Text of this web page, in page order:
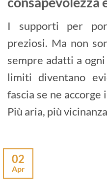
I supporti per
preziosi. Ma non
sempre adatti a
limiti diventano
fascia se ne
Più aria, più
02
Apr